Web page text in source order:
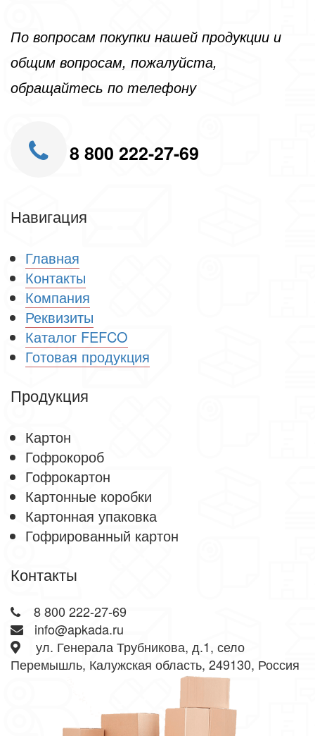
По вопросам покупки нашей продукции и
общим вопросам, пожалуйста,
обращайтесь по телефону
8 800 222-27-69
Навигация
Главная
Контакты
Компания
Реквизиты
Каталог FEFCO
Готовая продукция
Продукция
Картон
Гофрокороб
Гофрокартон
Картонные коробки
Картонная упаковка
Гофрированный картон
Контакты
8 800 222-27-69
info@apkada.ru
ул. Генерала Трубникова, д.1, село
Перемышль, Калужская область, 249130, Россия